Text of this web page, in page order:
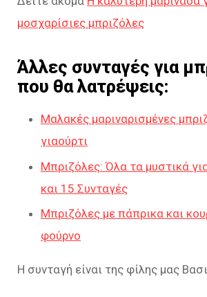
μοσχαρίσιες μπριζόλες
Άλλες συνταγές για
που θα λατρέψεις:
Μαλακές μαριναρισμένες
γιαούρτι
Μπριζόλες: Όλα τα μυστικά
και 15 Συνταγές
Μπριζόλες με πάπρικα και
φούρνο
Η συνταγή είναι της φίλης μας